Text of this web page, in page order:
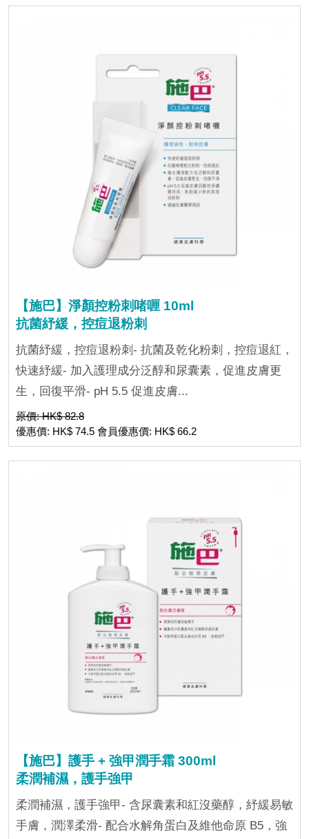
【施巴】淨顏控粉刺啫喱 10ml
抗菌紓緩，控痘退粉刺
抗菌紓緩，控痘退粉刺- 抗菌及乾化粉刺，控痘退紅，
快速紓緩- 加入護理成分泛醇和尿囊素，促進皮膚更
生，回復平滑- pH 5.5 促進皮膚...
原價: HK$ 82.8
優惠價: HK$ 74.5 會員優惠價: HK$ 66.2
【施巴】護手 + 強甲潤手霜 300ml
柔潤補濕，護手強甲
柔潤補濕，護手強甲- 含尿囊素和紅沒藥醇，紓緩易敏
手膚，潤澤柔滑- 配合水解角蛋白及維他命原 B5，強